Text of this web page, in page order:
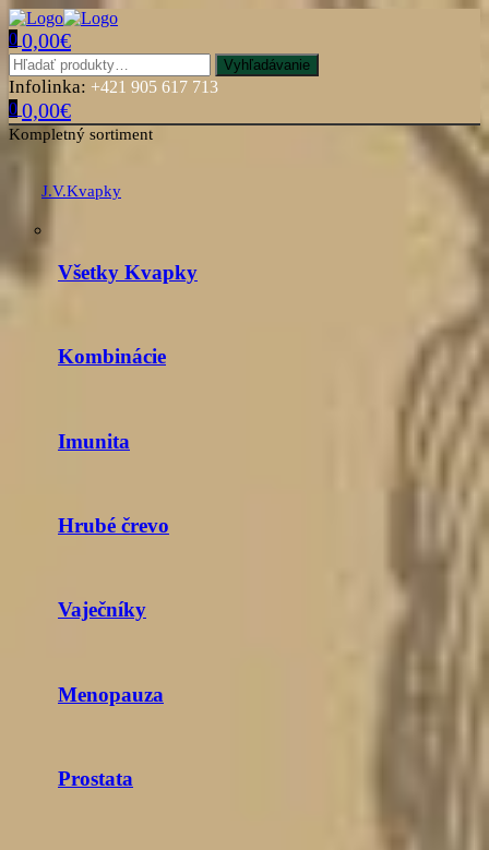
0 0,00€
Menu
Hľadať: Vyhľadávanie
Infolinka: +421 905 617 713
0 0,00€
Kompletný sortiment
J.V.Kvapky
Všetky Kvapky
Kombinácie
Imunita
Hrubé črevo
Vaječníky
Menopauza
Prostata